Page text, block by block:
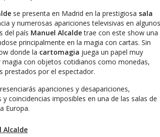
se presenta en Madrid en la prestigiosa sala
y numerosas apariciones televisivas en algunos
del país Manuel Alcaldetrae con este show una
principalmente en la magia con cartas. Sin
donde la cartomagia juega un papel muy
con objetos cotidianos como monedas,
prestados por el espectador.
apariciones y desapariciones,
coincidencias imposibles en una de las salas de
Europa.
Alcalde